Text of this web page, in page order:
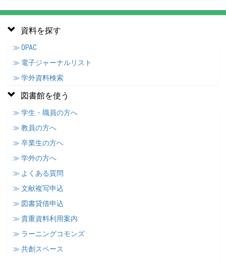
資料を探す
≫ OPAC
≫ 電子ジャーナルリスト
≫ 学外資料検索
図書館を使う
≫ 学生・職員の方へ
≫ 教員の方へ
≫ 卒業生の方へ
≫ 学外の方へ
≫ よくある質問
≫ 文献複写申込
≫ 図書貸借申込
≫ 貴重資料利用案内
≫ ラーニングコモンズ
≫ 共創スペース